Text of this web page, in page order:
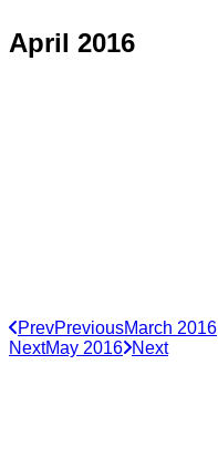
April 2016
PrevPreviousMarch 2016
NextMay 2016 Next